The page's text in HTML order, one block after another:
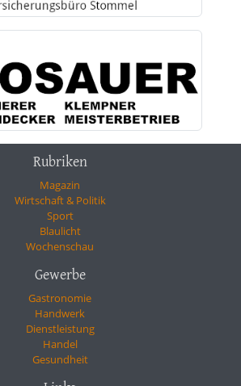
Rubriken
Magazin
Wirtschaft & Politik
Sport
Blaulicht
Wochenschau
Gewerbe
Gastronomie
Handwerk
Dienstleistung
Handel
Gesundheit